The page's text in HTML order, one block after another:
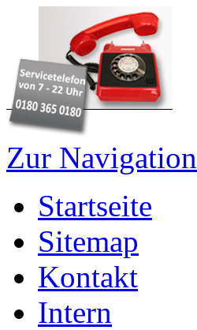
Zur
Startseite
Sitemap
Kontakt
Intern